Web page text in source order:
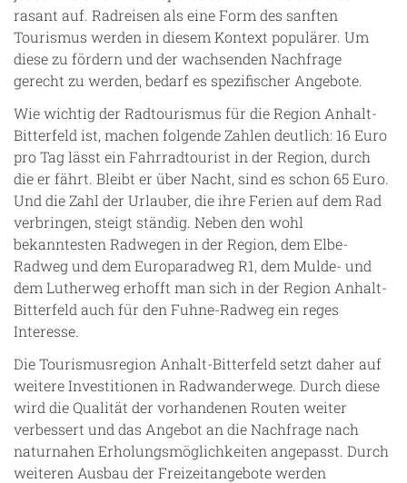
rasant auf. Radreisen als eine Form des sanften
Tourismus werden in diesem Kontext populärer. Um
diese zu fördern und der wachsenden Nachfrage
gerecht zu werden, bedarf es spezifischer Angebote.
Wie wichtig der Radtourismus für die Region Anhalt-
Bitterfeld ist, machen folgende Zahlen deutlich: 16 Euro
pro Tag lässt ein Fahrradtourist in der Region, durch
die er fährt. Bleibt er über Nacht, sind es schon 65 Euro.
Und die Zahl der Urlauber, die ihre Ferien auf dem Rad
verbringen, steigt ständig. Neben den wohl
bekanntesten Radwegen in der Region, dem Elbe-
Radweg und dem Europaradweg R1, dem Mulde- und
dem Lutherweg erhofft man sich in der Region Anhalt-
Bitterfeld auch für den Fuhne-Radweg ein reges
Interesse.
Die Tourismusregion Anhalt-Bitterfeld setzt daher auf
weitere Investitionen in Radwanderwege. Durch diese
wird die Qualität der vorhandenen Routen weiter
verbessert und das Angebot an die Nachfrage nach
naturnahen Erholungsmöglichkeiten angepasst. Durch
weiteren Ausbau der Freizeitangebote werden